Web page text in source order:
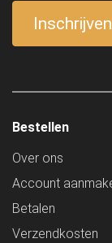
Bestellen
Over ons
Account
Betalen
Verzendkosten